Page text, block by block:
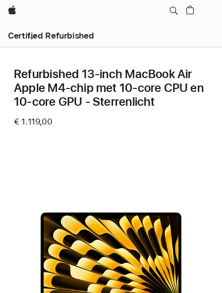
Apple
Certified Refurbished
Refurbished 13‑inch MacBook Air
Apple M4-chip met 10‑core CPU en
10‑core GPU - Sterrenlicht
€ 1.119,00